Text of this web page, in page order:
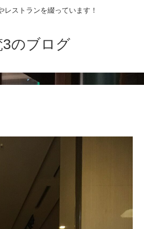
レストランを綴っています！
3のブログ